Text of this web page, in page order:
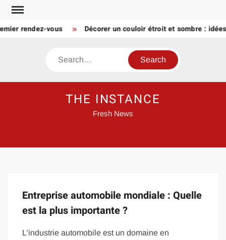
Skip
contentrendez-vous Décorer un couloir étroit et sombre :
Search
THE INSTANCE
Fresh News
Entreprise automobile mondiale : Quelle
est la plus importante ?
L’industrie automobile est un domaine en